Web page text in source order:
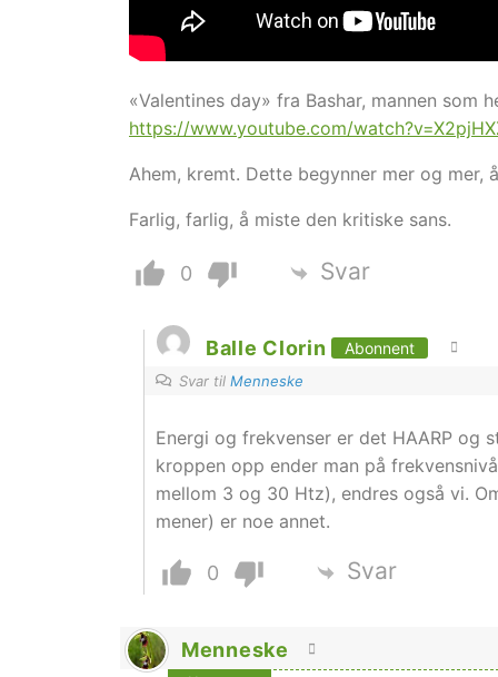
«Valentines day» fra Bashar, mannen som
https://www.youtube.com/
Ahem, kremt. Dette begynner mer og mer,
Farlig, farlig, å miste den kritiske sans.
0 Svar
Balle Clorin Abonnent
Svar til Menneske
Energi og frekvenser er det HAARP og
kroppen opp ender man på
mellom 3 og 30 Htz), endres også vi.
mener) er noe annet.
0 Svar
Menneske